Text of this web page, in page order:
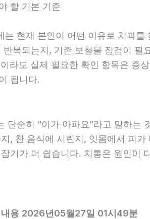
할 기본 기준
는 현재 본인이 어떤 이유로 치과
복되는지, 기존 보철물 점검이
라도 실제 필요한 확인 항목은 증
됩니다.
단순히 “이가 아파요”라고 말하
, 찬 음식에 시린지, 잇몸에서 피
기가 더 쉽습니다. 치통은 원인이
내용 2026년05월27일 01시49분